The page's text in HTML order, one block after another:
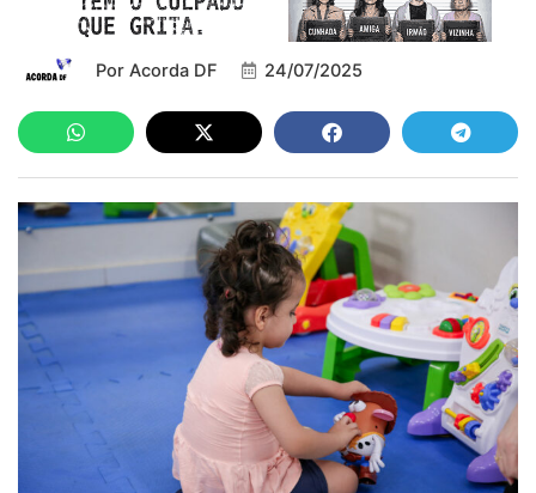
Por Acorda DF 24/07/2025